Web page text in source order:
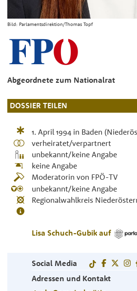
Bild: Parlamentsdirektion/Thomas Topf
Abgeordnete zum Nationalrat
DOSSIER TEILEN
1. April 1994in Baden
verheiratet/verpartnert
unbekannt/keine Angabe
keine Angabe
Moderatorin von FPÖ-TV
unbekannt/keine Angabe
Regionalwahlkreis
Lisa Schuch-Gubikauf
Social Media
Adressen und Kontakt